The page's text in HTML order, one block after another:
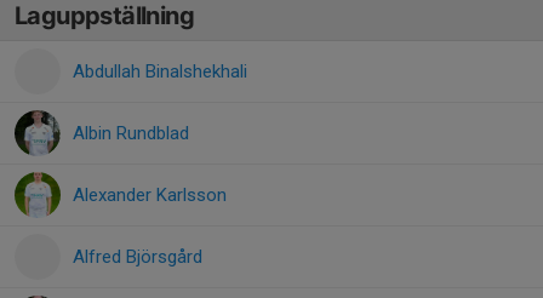
Laguppställning
Abdullah Binalshekhali
Albin Rundblad
Alexander Karlsson
Alfred Björsgård